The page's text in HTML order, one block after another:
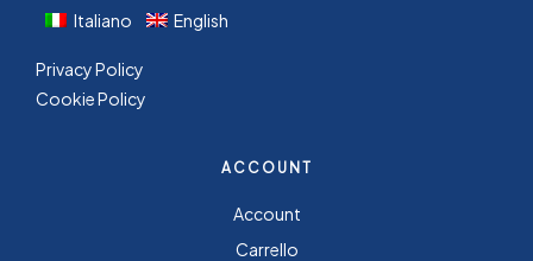
Italiano
English
Privacy Policy
Cookie Policy
ACCOUNT
Account
Carrello